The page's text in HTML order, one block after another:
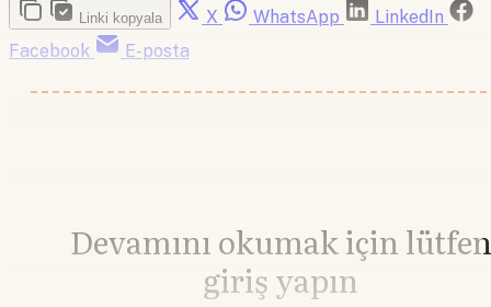
Linki kopyala X WhatsApp
LinkedIn
Facebook
E-posta
Devamını okumak için lütfen
giriş yapın